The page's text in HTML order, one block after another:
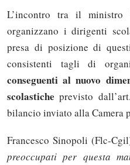
L’incontro tra il
organizzano i dirigenti
presa di posizione di
consistenti tagli di
conseguenti al nuovo
scolastiche previsto
bilancio inviato alla Camera
Francesco Sinopoli (Flc-
preoccupati per questa